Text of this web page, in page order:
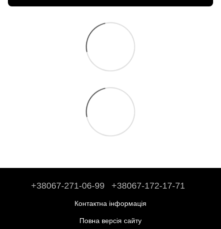
+38067-271-06-99 +38067-172-17-71
Контактна інформація
Повна версія сайту